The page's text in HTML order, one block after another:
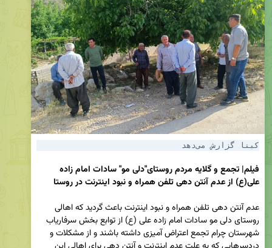
کبنا گزارش می‌دهد
علی(ع) از عدم آنتن دهی تلفن همراه و نبود اینترنت در روستا